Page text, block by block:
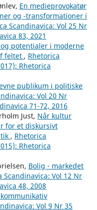
En medieprovokatør
og -transformationer i
Scandinavica: Vol 25 Nr
83, 2021
potentialer i moderne
feltet , Rhetorica
Rhetorica
publikum i politiske
Vol 20 Nr
71-72, 2016
Just, Når kultur
for et diskursivt
, Rhetorica
Rhetorica
Bolig - markedet
Scandinavica: Vol 12 Nr
48, 2008
Vol 9 Nr 35